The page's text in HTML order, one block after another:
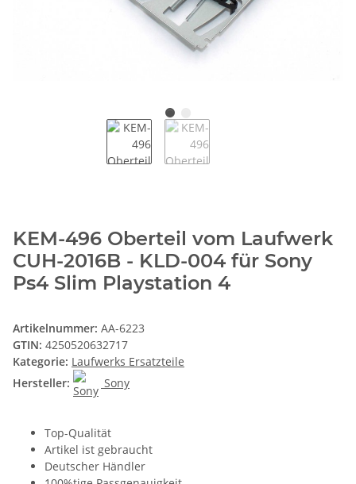
KEM-496 Oberteil vom Laufwerk
CUH-2016B - KLD-004 für Sony
Ps4 Slim Playstation 4
Artikelnummer: AA-6223
GTIN: 4250520632717
Kategorie: Laufwerks Ersatzteile
Hersteller:
Sony
Top-Qualität
Artikel ist gebraucht
Deutscher Händler